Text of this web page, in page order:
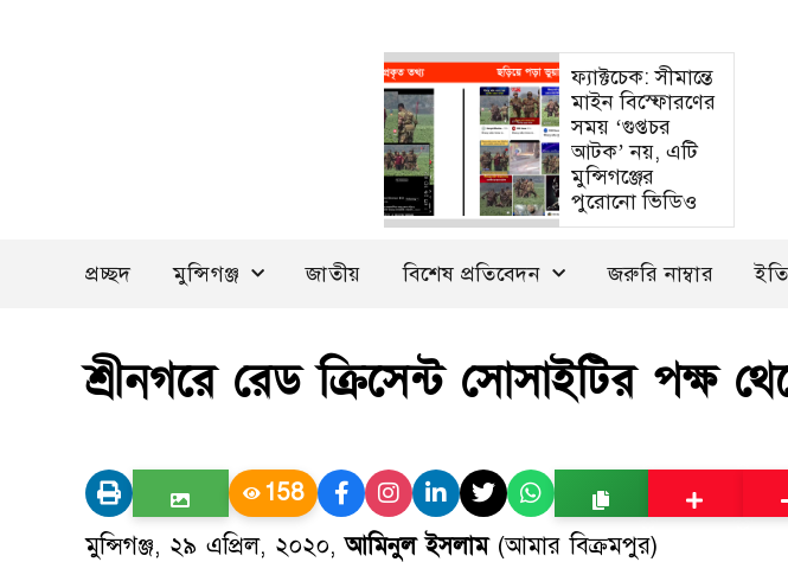
ফ্যাক্টচেক: সীমান্তে
মাইন বিস্ফোরণের
সময় ‘গুপ্তচর
আটক’ নয়, এটি
মুন্সিগঞ্জের
পুরোনো ভিডিও
প্রচ্ছদ মুন্সিগঞ্জ জাতীয় বিশেষ প্রতিবেদন জরুরি নাম্বার
শ্রীনগরে রেড ক্রিসেন্ট সোসাইটির পক্ষ
158
মুন্সিগঞ্জ, ২৯ এপ্রিল, ২০২০,আমিনুল ইসলাম(আমার বিক্রমপুর)